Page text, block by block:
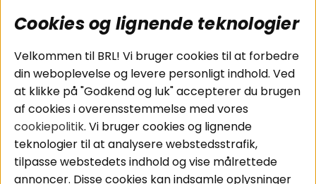
Populære sider
Pakkeløsninger
Bilstereo
Højttalere
Forstærker
Smartphone
Tilbehør
Kabler
Kundeservice
Cookies
Handelsbetingelser
Personvernpolicy
Service / Garanti /
Retur
Cookies og lignende teknologier
Velkommen til BRL! Vi bruger cookies til at forbedre
din weboplevelse og levere personligt indhold. Ved
at klikke på "Godkend og luk" accepterer du brugen
af cookies i overensstemmelse med vores
cookiepolitik. Vi bruger cookies og lignende
teknologier til at analysere webstedsstrafik,
tilpasse webstedets indhold og vise målrettede
annoncer. Disse cookies kan indsamle oplysninger